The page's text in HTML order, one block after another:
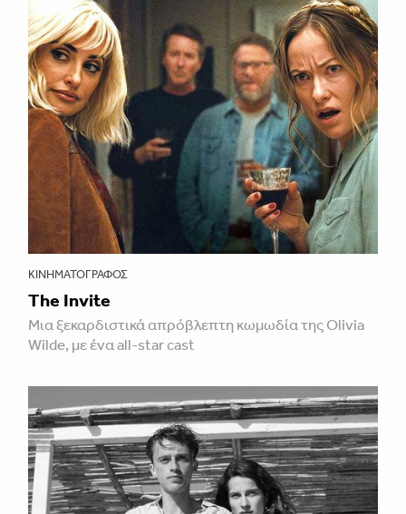
ΚΙΝΗΜΑΤΟΓΡΆΦΟΣ
The Invite
Μια ξεκαρδιστικά απρόβλεπτη κωμωδία της Olivia
Wilde, με ένα all-star cast